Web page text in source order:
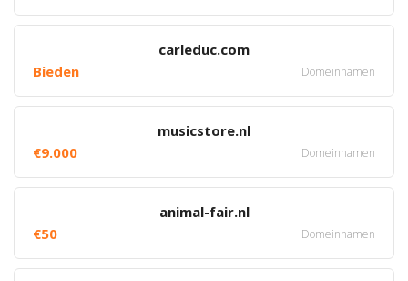
carleduc.com
Bieden
Domeinnamen
musicstore.nl
€9.000
Domeinnamen
animal-fair.nl
€50
Domeinnamen